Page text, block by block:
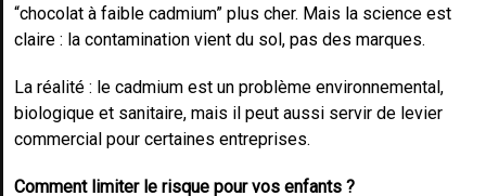
“chocolat à faible cadmium” plus cher. Mais la science est
claire : la contamination vient du sol, pas des marques.
La réalité : le cadmium est un problème environnemental,
biologique et sanitaire, mais il peut aussi servir de levier
commercial pour certaines entreprises.
Comment limiter le risque pour vos enfants ?